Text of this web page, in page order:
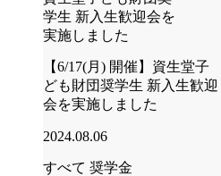
【6/17(月) 開催】資生堂子
ども財団奨学生 新入生歓迎
会を実施しました
2024.08.06
すべて 奨学金